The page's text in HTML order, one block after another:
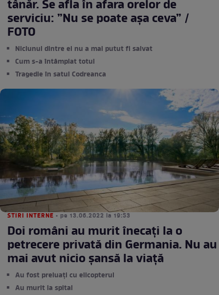
tânăr. Se afla în afara orelor de
serviciu: ”Nu se poate așa ceva” /
FOTO
Niciunul dintre ei nu a mai putut fi salvat
Cum s-a întâmplat totul
Tragedie în satul Codreanca
STIRI INTERNE • pe 13.06.2022 la 19:53
Doi români au murit înecați la o
petrecere privată din Germania. Nu au
mai avut nicio șansă la viață
Au fost preluați cu elicopterul
Au murit la spital